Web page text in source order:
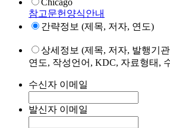
참고문헌양식안내
간략정보 (제목, 저자, 연도)
상세정보 (제목, 저자, 발행기
연도, 작성언어, KDC, 자료형태,
수신자 이메일
발신자 이메일